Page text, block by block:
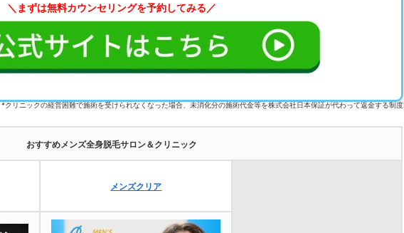
＼まずは無料カウンセリングを予約してみる／
*クリニックの経営困難で施術を受けられなくなった場合、未消化分の施術代金等を株式会社日本保証が代わって返金する制度
おすすめメンズ全身脱毛サロン＆クリニック
メンズクリア